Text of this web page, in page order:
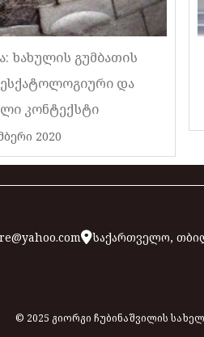
ხახულის გუმბათის
და
კონტექსტი
2020
საქართველო,
© 2025 გიორგი ჩუბინაშვილის